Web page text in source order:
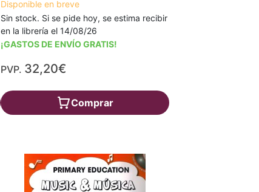
Disponible en breve
Sin stock. Si se pide hoy, se estima recibir
en la librería el 14/08/26
¡GASTOS DE ENVÍO GRATIS!
PVP. 32,20€
Comprar